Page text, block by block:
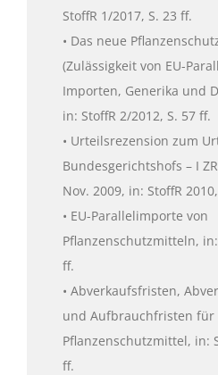
StoffR 1/2017, S. 23 ff.
• Das neue
(Zulässigkeit von EU-
Importen, Generika und
in: StoffR 2/2012, S. 57 ff.
• Urteilsrezension zum
Bundesgerichtshofs – I
Nov. 2009, in: StoffR
• EU-Parallelimporte von
Pflanzenschutzmitteln, in:
ff.
• Abverkaufsfristen,
und Aufbrauchfristen für
Pflanzenschutzmittel, in:
ff.